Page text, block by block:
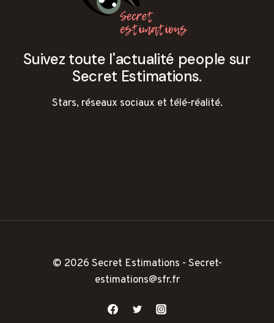
Suivez toute l'actualité people sur
Secret Estimations.
Stars, réseaux sociaux et télé-réalité.
© 2026 Secret Estimations - Secret-
estimations@sfr.fr